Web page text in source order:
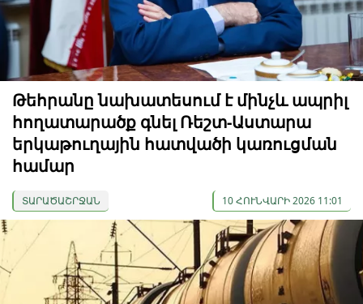
Թեհրանը նախատեսում է մինչև ապրիլ
հողատարածք գնել Ռեշտ-Աստարա
երկաթուղային հատվածի կառուցման
համար
ՏԱՐԱԾԱՇՐՋԱՆ 10 ՀՈՒՆՎԱՐԻ 2026 11:01